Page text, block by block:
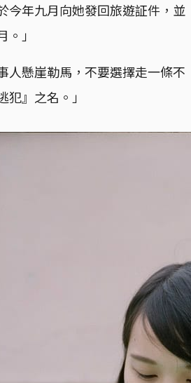
今年九月向她發回旅遊証件，並
」
人懸崖勒馬，不要選擇走一條不
』之名。」